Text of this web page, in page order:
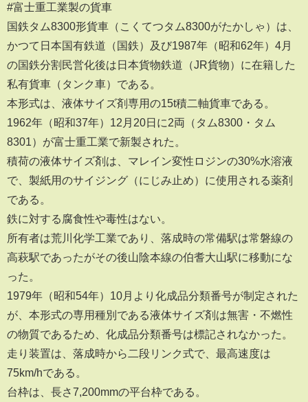
#富士重工業製の貨車
国鉄タム8300形貨車（こくてつタム8300がたかしゃ）は、
かつて日本国有鉄道（国鉄）及び1987年（昭和62年）4月
の国鉄分割民営化後は日本貨物鉄道（JR貨物）に在籍した
私有貨車（タンク車）である。
本形式は、液体サイズ剤専用の15t積二軸貨車である。
1962年（昭和37年）12月20日に2両（タム8300・タム
8301）が富士重工業で新製された。
積荷の液体サイズ剤は、マレイン変性ロジンの30%水溶液
で、製紙用のサイジング（にじみ止め）に使用される薬剤
である。
鉄に対する腐食性や毒性はない。
所有者は荒川化学工業であり、落成時の常備駅は常磐線の
高萩駅であったがその後山陰本線の伯耆大山駅に移動にな
った。
1979年（昭和54年）10月より化成品分類番号が制定された
が、本形式の専用種別である液体サイズ剤は無害・不燃性
の物質であるため、化成品分類番号は標記されなかった。
走り装置は、落成時から二段リンク式で、最高速度は
75km/hである。
台枠は、長さ7,200mmの平台枠である。